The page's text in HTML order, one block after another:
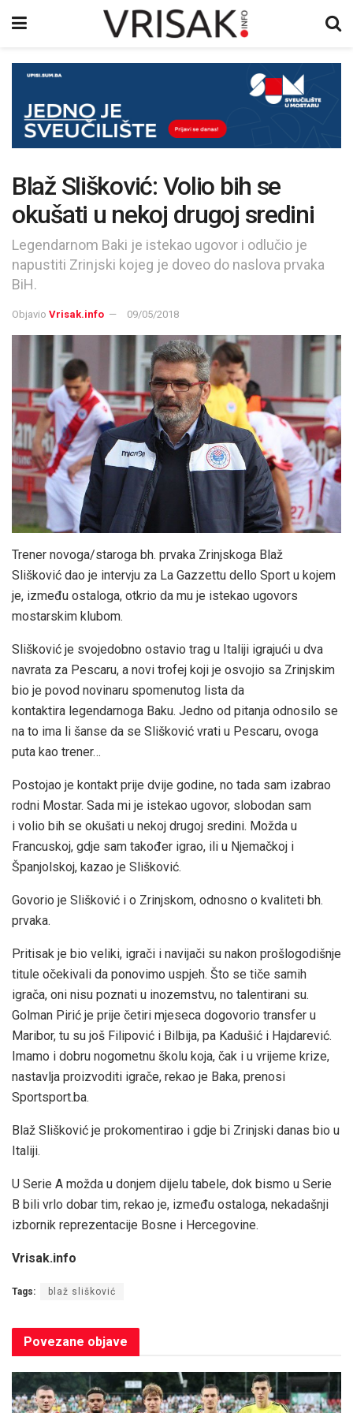
Blaž Slišković: Volio bih se
okušati u nekoj drugoj sredini
Legendarnom Baki je istekao ugovor i odlučio je
napustiti Zrinjski kojeg je doveo do naslova prvaka
BiH.
Objavio Vrisak.info 09/05/2018
Trener novoga/staroga bh. prvaka Zrinjskoga Blaž
Slišković dao je intervju za La Gazzettu dello Sport u kojem
je, između ostaloga, otkrio da mu je istekao ugovors
mostarskim klubom.
Slišković je svojedobno ostavio trag u Italiji igrajući u dva
navrata za Pescaru, a novi trofej koji je osvojio sa Zrinjskim
bio je povod novinaru spomenutog lista da
kontaktira legendarnoga Baku. Jedno od pitanja odnosilo se
na to ima li šanse da se Slišković vrati u Pescaru, ovoga
puta kao trener…
Postojao je kontakt prije dvije godine, no tada sam izabrao
rodni Mostar. Sada mi je istekao ugovor, slobodan sam
i volio bih se okušati u nekoj drugoj sredini. Možda u
Francuskoj, gdje sam također igrao, ili u Njemačkoj i
Španjolskoj, kazao je Slišković.
Govorio je Slišković i o Zrinjskom, odnosno o kvaliteti bh.
prvaka.
Pritisak je bio veliki, igrači i navijači su nakon prošlogodišnje
titule očekivali da ponovimo uspjeh. Što se tiče samih
igrača, oni nisu poznati u inozemstvu, no talentirani su.
Golman Pirić je prije četiri mjeseca dogovorio transfer u
Maribor, tu su još Filipović i Bilbija, pa Kadušić i Hajdarević.
Imamo i dobru nogometnu školu koja, čak i u vrijeme krize,
nastavlja proizvoditi igrače, rekao je Baka, prenosi
Sportsport.ba.
Blaž Slišković je prokomentirao i gdje bi Zrinjski danas bio u
Italiji.
U Serie A možda u donjem dijelu tabele, dok bismo u Serie
B bili vrlo dobar tim, rekao je, između ostaloga, nekadašnji
izbornik reprezentacije Bosne i Hercegovine.
Vrisak.info
Tags: blaž slišković
Povezane objave